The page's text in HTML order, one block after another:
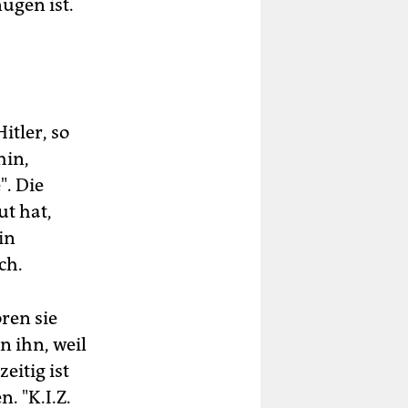
ist.
so
Die
hat,
sie
ihn, weil
ist
"K.I.Z.